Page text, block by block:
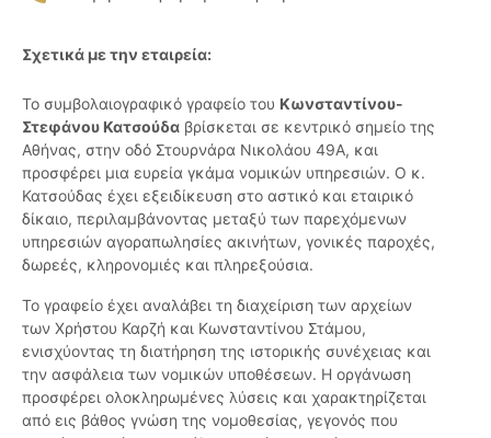
Σχετικά με την εταιρεία:
Το συμβολαιογραφικό γραφείο του Κωνσταντίνου-
Στεφάνου Κατσούδα βρίσκεται σε κεντρικό σημείο της
Αθήνας, στην οδό Στουρνάρα Νικολάου 49Α, και
προσφέρει μια ευρεία γκάμα νομικών υπηρεσιών. Ο κ.
Κατσούδας έχει εξειδίκευση στο αστικό και εταιρικό
δίκαιο, περιλαμβάνοντας μεταξύ των παρεχόμενων
υπηρεσιών αγοραπωλησίες ακινήτων, γονικές παροχές,
δωρεές, κληρονομιές και πληρεξούσια.
Το γραφείο έχει αναλάβει τη διαχείριση των αρχείων
των Χρήστου Καρζή και Κωνσταντίνου Στάμου,
ενισχύοντας τη διατήρηση της ιστορικής συνέχειας και
την ασφάλεια των νομικών υποθέσεων. Η οργάνωση
προσφέρει ολοκληρωμένες λύσεις και χαρακτηρίζεται
από εις βάθος γνώση της νομοθεσίας, γεγονός που